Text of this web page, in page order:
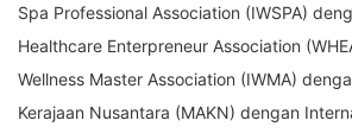
Spa Professional Association (IWSPA)
Healthcare Enterpreneur Association
Wellness Master Association (IWMA)
Kerajaan Nusantara (MAKN) dengan